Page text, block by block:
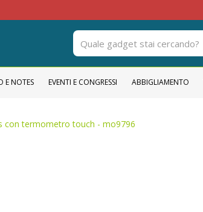
E NOTES EVENTI E CONGRESSI ABBIGLIAMENTO
con termometro touch - mo9796